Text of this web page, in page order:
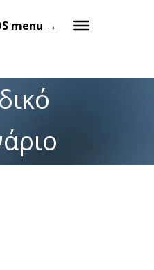
menu →